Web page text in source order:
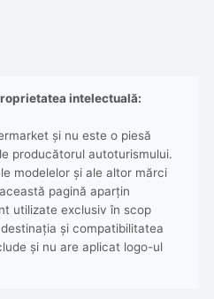
intelectuală:
și nu este o piesă
producătorul autoturismului.
modelelor și ale altor mărci
pagină aparțin
utilizate exclusiv în scop
și compatibilitatea
și nu are aplicat logo-ul